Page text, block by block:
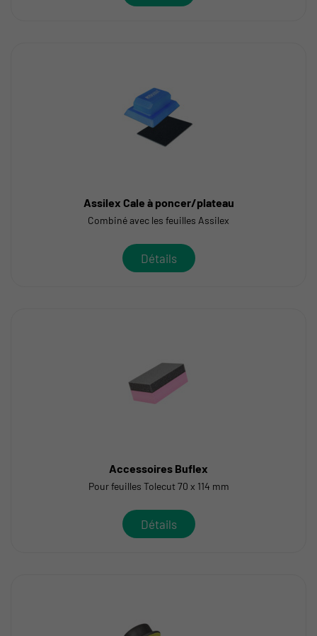
Assilex Cale à poncer/plateau
Combiné avec les feuilles Assilex
Détails
Accessoires Buflex
Pour feuilles Tolecut 70 x 114 mm
Détails